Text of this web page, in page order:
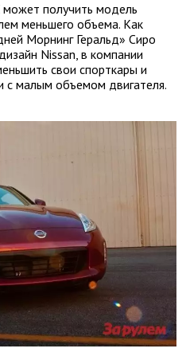
может получить модель
меньшего объема. Как
Морнинг Геральд» Сиро
Nissan, в компании
свои спорткары и
с малым объемом двигателя.